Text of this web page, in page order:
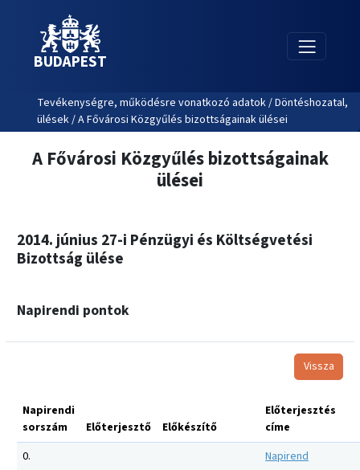
BUDAPEST
Tevékenységre, működésre vonatkozó adatok / Döntéshozatal,
ülések / A Fővárosi Közgyűlés bizottságainak ülései
A Fővárosi Közgyűlés bizottságainak
ülései
2014. június 27-i Pénzügyi és Költségvetési
Bizottság ülése
Napirendi pontok
Vissza
Napirendi
sorszám
Előterjesztő Előkészítő
Előterjesztés
címe
0.
Napirend